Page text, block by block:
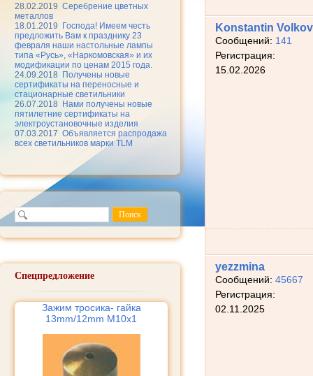
28.02.2019 Серебрение цветных
металлов
18.01.2019
Господа! Имеем честь
предложить Вам к празднику 23
февраля наши настольные лампы
типа «Русь», «Наркомовская» и их
модификации по ценам 2015 года.
24.09.2018
Получены новые
сертификаты на переносные и
стационарные светильники
26.07.2018
Нами получены новые
пятилетние сертификаты на
электроустановочные изделия
07.03.2017 Объявляется распродажа
всех светильников марки TLM
Спецпредложение
Зажим тросика- гайка
13mm/12mm М10х1
Konstantin Volkov
Сообщений: 141
Регистрация:
15.02.2026
yezzmina
Сообщений:45667
Регистрация:
02.11.2025